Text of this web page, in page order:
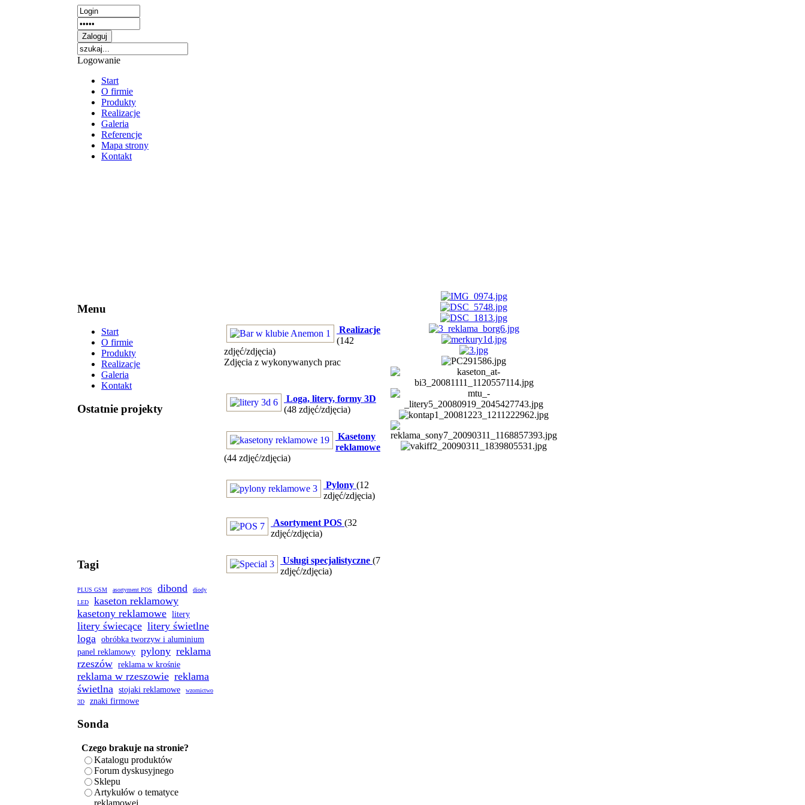
Logowanie
Start
O firmie
Produkty
Realizacje
Galeria
Referencje
Mapa strony
Kontakt
Menu
Start
O firmie
Produkty
Realizacje
Galeria
Kontakt
Ostatnie projekty
Tagi
PLUS GSM asortyment POS dibond
diody
LED
kaseton reklamowy
kasetony reklamowe litery
litery świecące litery świetlne
loga obróbka tworzyw i aluminium
panel reklamowy pylony reklama
rzeszów reklama w krośnie
reklama w rzeszowie reklama
świetlna stojaki reklamowe
wzornictwo
3D
znaki firmowe
Sonda
Czego brakuje na stronie?
Katalogu produktów
Forum dyskusyjnego
Sklepu
Artykułów o tematyce
reklamowej
Realizacje
(142
zdjęć/zdjęcia)
Zdjęcia z wykonywanych prac
Loga, litery, formy 3D
(48 zdjęć/zdjęcia)
Kasetony
reklamowe
(44 zdjęć/zdjęcia)
Pylony (12
zdjęć/zdjęcia)
Asortyment POS (32
zdjęć/zdjęcia)
Usługi specjalistyczne (7
zdjęć/zdjęcia)